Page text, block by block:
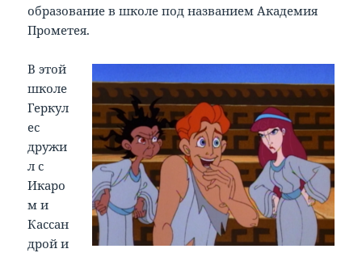
образование в школе под названием Академия
Прометея.
В этой
школе
Геркул
ес
дружи
л с
Икаро
м и
Кассан
дрой и